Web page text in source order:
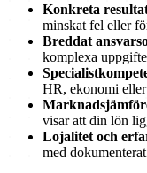
Konkreta
minskat fel eller
Breddat
komplexa
HR, ekonomi
visar att din lön
Lojalitet och
med